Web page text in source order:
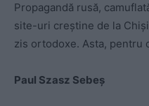
Propagandă rusă,
site-uri creștine de la
zis ortodoxe. Asta, pentru
Paul Szasz Sebeș